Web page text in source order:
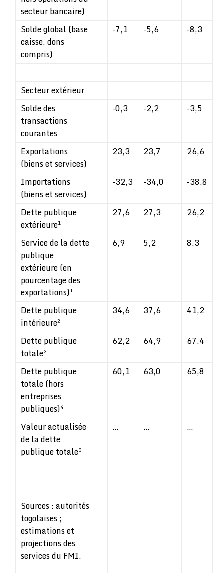
secteur bancaire)
Solde global (base
caisse, dons
compris)
-7,1 -5,6 -8,3
Secteur extérieur
Solde des
transactions
courantes
-0,3 -2,2 -3,5
Exportations
(biens et services)
23,3 23,7 26,6
Importations
(biens et services)
-32,3 -34,0 -38,8
Dette publique
extérieure1
27,6 27,3 26,2
Service de la dette
publique
extérieure (en
pourcentage des
exportations)1
6,9 5,2 8,3
Dette publique
intérieure2
34,6 37,6 41,2
Dette publique
totale3
62,2 64,9 67,4
Dette publique
totale (hors
entreprises
publiques)4
60,1 63,0 65,8
Valeur actualisée
de la dette
publique totale3
… … …
Sources : autorités
togolaises ;
estimations et
projections des
services du FMI.